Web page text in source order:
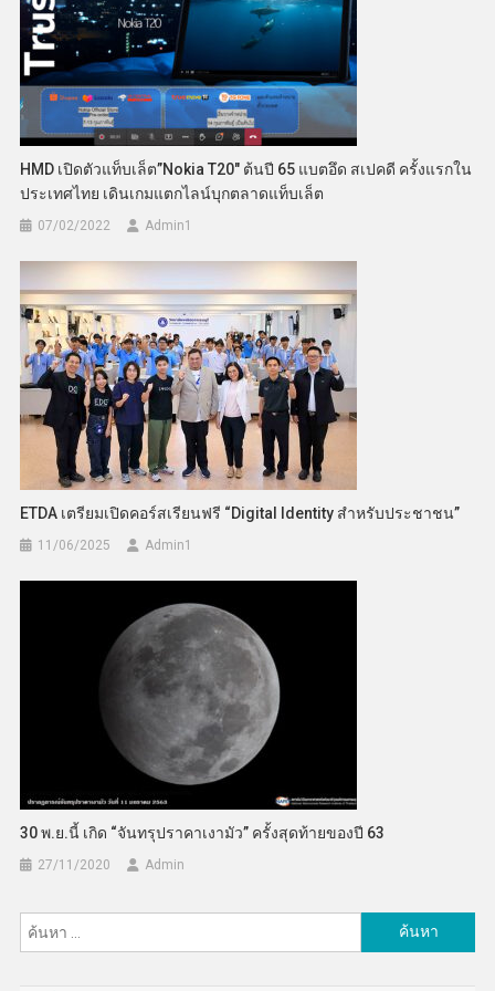
HMD เปิดตัวแท็บเล็ต”Nokia T20″ ต้นปี 65 แบตอึด สเปคดี ครั้งแรกใน
ประเทศไทย เดินเกมแตกไลน์บุกตลาดแท็บเล็ต
07/02/2022 Admin​1
ETDA เตรียมเปิดคอร์สเรียนฟรี “Digital Identity สำหรับประชาชน”
11/06/2025 Admin​1
30 พ.ย.นี้ เกิด “จันทรุปราคาเงามัว” ครั้งสุดท้ายของปี 63
27/11/2020 Admin
สำหรับ: